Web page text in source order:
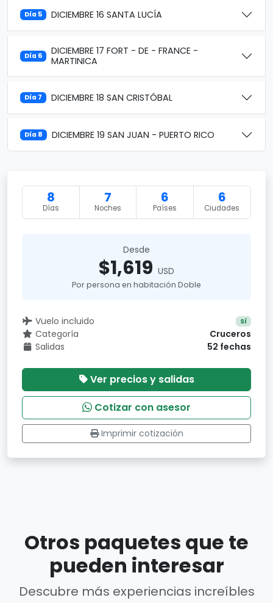
Día 5 DICIEMBRE 16 SANTA LUCÍA
Día 6
DICIEMBRE 17 FORT - DE - FRANCE -
MARTINICA
Día 7 DICIEMBRE 18 SAN CRISTÓBAL
Día 8 DICIEMBRE 19 SAN JUAN - PUERTO RICO
8
Días
7
Noches
6
Países
6
Ciudades
Desde
$1,619 USD
Por persona en habitación Doble
Vuelo incluido Sí
Categoría
Cruceros
Salidas
52 fechas
Ver precios y salidas
Cotizar con asesor
Imprimir cotización
Otros paquetes que te
pueden interesar
Descubre más experiencias increíbles